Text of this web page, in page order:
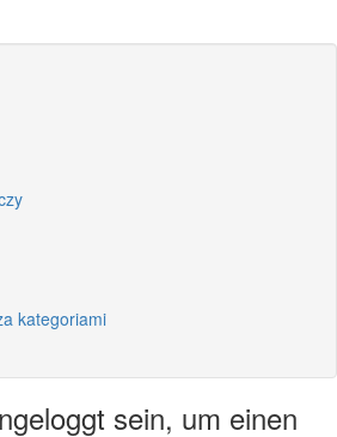
kategoriami
sein, um einen